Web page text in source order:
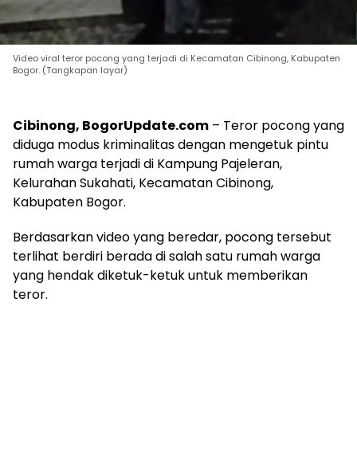
Video viral teror pocong yang terjadi di Kecamatan Cibinong, Kabupaten
Bogor. (Tangkapan layar)
Cibinong, BogorUpdate.com – Teror pocong yang
diduga modus kriminalitas dengan mengetuk pintu
rumah warga terjadi di Kampung Pajeleran,
Kelurahan Sukahati, Kecamatan Cibinong,
Kabupaten Bogor.
Berdasarkan video yang beredar, pocong tersebut
terlihat berdiri berada di salah satu rumah warga
yang hendak diketuk-ketuk untuk memberikan
teror.